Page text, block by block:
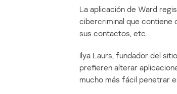
La aplicación de Ward
cibercriminal que contiene
sus contactos, etc.
Ilya Laurs, fundador del
prefieren alterar
mucho más fácil penetrar